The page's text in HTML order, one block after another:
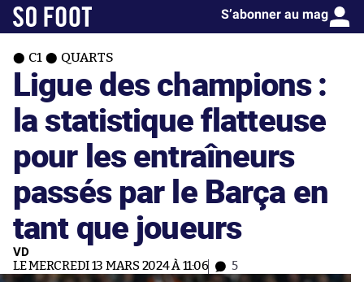
S’abonner au mag
C1 QUARTS
Ligue des champions :
la statistique flatteuse
pour les entraîneurs
passés par le Barça en
tant que joueurs
VD
LE MERCREDI 13 MARS 2024 À 11:06 5